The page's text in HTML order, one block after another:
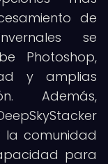
de
se
Photoshop,
y amplias
Además,
comunidad
para